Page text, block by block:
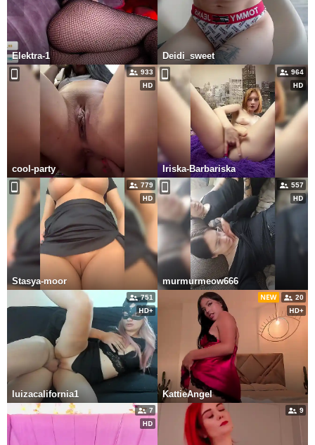
Elektra-1 Deidi_sweet
933
cool-party
964
Iriska-Barbariska
779
Stasya-moor
557
murmurmeow666
751
luizacalifornia1
20
KattieAngel
7 9